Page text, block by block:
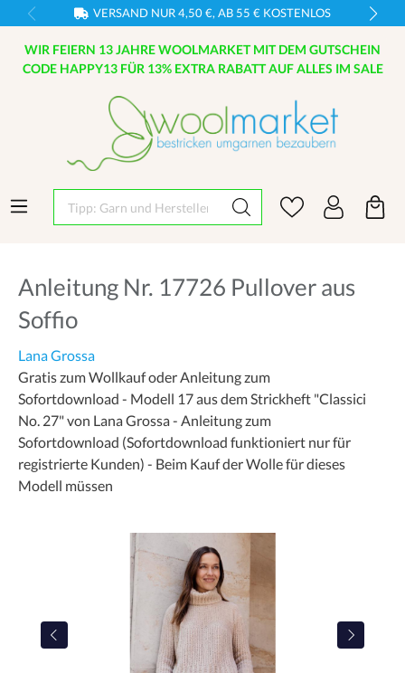
VERSAND NUR 4,50 €, AB 55 € KOSTENLOS
WIR FEIERN 13 JAHRE WOOLMARKET MIT DEM GUTSCHEIN
CODE HAPPY13 FÜR 13% EXTRA RABATT AUF ALLES IM SALE
Tipp: Garn und Hersteller eingeben
Anleitung Nr. 17726 Pullover aus
Soffio
Lana Grossa
Gratis zum Wollkauf oder Anleitung zum
Sofortdownload - Modell 17 aus dem Strickheft "Classici
No. 27" von Lana Grossa - Anleitung zum
Sofortdownload (Sofortdownload funktioniert nur für
registrierte Kunden) - Beim Kauf der Wolle für dieses
Modell müssen